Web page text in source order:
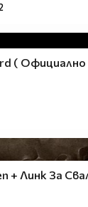
(
+ Линк За